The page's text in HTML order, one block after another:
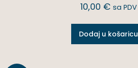
10,00 € sa PDV
Dodaj u košaricu